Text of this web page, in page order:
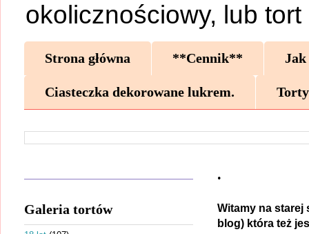
okolicznościowy, lub tort
Strona główna **Cennik** Jak
Ciasteczka dekorowane lukrem.
.
Witamy na starej
blog) która też
Galeria tortów